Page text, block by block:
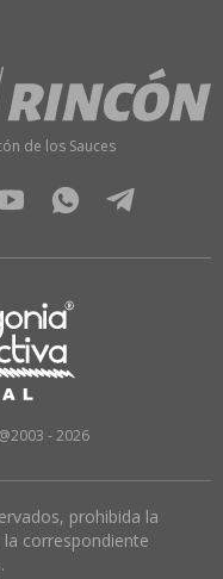
de los Sauces
- 2026
prohibida la
correspondiente